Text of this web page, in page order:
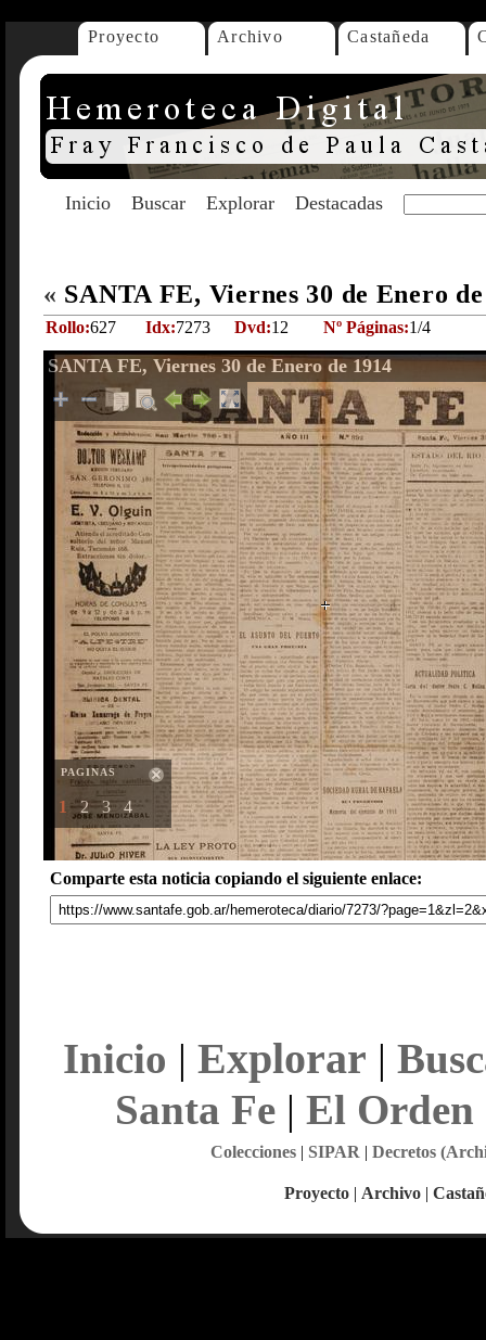
Proyecto Archivo Castañeda
Inicio Buscar Explorar Destacadas
« SANTA FE, Viernes 30 de Enero
Rollo:627 Idx:7273 Dvd:12 Nº Páginas:1/4
SANTA FE, Viernes 30 de Enero de 1914
PAGINAS
1 2 3 4
Comparte esta noticia copiando el siguiente enlace:
Inicio | Explorar |
Santa Fe| El Orden
Colecciones| SIPAR | Decretos
Proyecto | Archivo |